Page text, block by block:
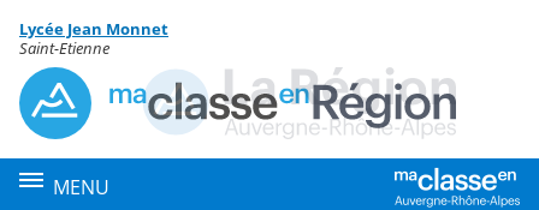
Menu de la rubrique
Contenu
Lycée Jean Monnet
Saint-Etienne
MENU